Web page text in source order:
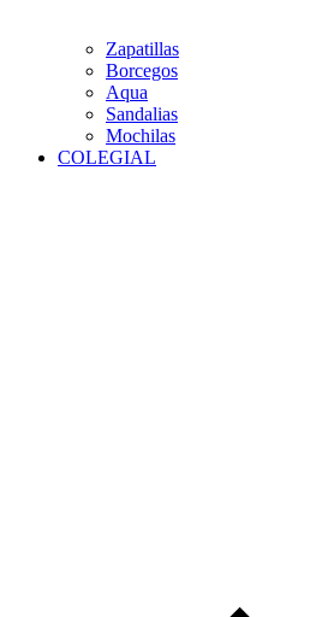
Zapatillas
Borcegos
Aqua
Sandalias
Mochilas
COLEGIAL